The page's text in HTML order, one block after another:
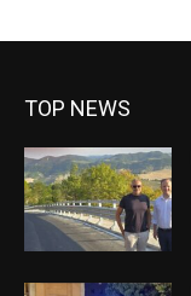
TOP NEWS